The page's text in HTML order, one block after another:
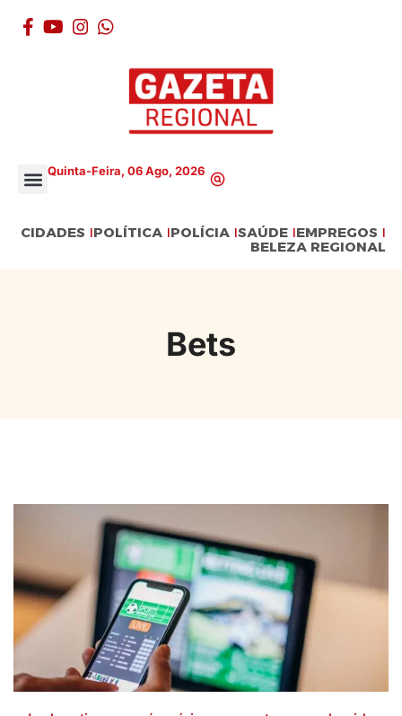
Quinta-Feira, 06 Ago, 2026
CIDADES POLÍTICA POLÍCIA SAÚDE EMPREGOS
BELEZA REGIONAL
Bets